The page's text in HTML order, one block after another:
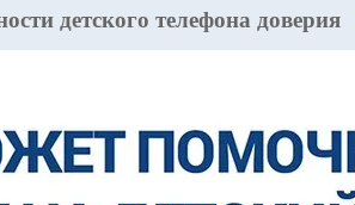
детского телефона доверия